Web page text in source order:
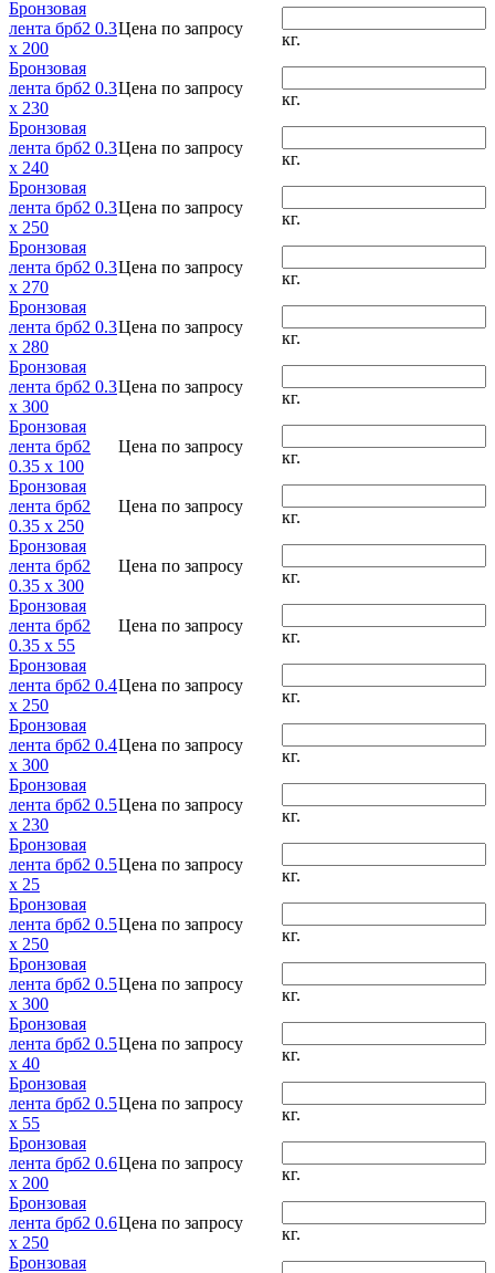
Бронзовая
лента брб2 0.3
x 200
Цена по запросу
кг.
Бронзовая
лента брб2 0.3
x 230
Цена по запросу
кг.
Бронзовая
лента брб2 0.3
x 240
Цена по запросу
кг.
Бронзовая
лента брб2 0.3
x 250
Цена по запросу
кг.
Бронзовая
лента брб2 0.3
x 270
Цена по запросу
кг.
Бронзовая
лента брб2 0.3
x 280
Цена по запросу
кг.
Бронзовая
лента брб2 0.3
x 300
Цена по запросу
кг.
Бронзовая
лента брб2
0.35 x 100
Цена по запросу
кг.
Бронзовая
лента брб2
0.35 x 250
Цена по запросу
кг.
Бронзовая
лента брб2
0.35 x 300
Цена по запросу
кг.
Бронзовая
лента брб2
0.35 x 55
Цена по запросу
кг.
Бронзовая
лента брб2 0.4
x 250
Цена по запросу
кг.
Бронзовая
лента брб2 0.4
x 300
Цена по запросу
кг.
Бронзовая
лента брб2 0.5
x 230
Цена по запросу
кг.
Бронзовая
лента брб2 0.5
x 25
Цена по запросу
кг.
Бронзовая
лента брб2 0.5
x 250
Цена по запросу
кг.
Бронзовая
лента брб2 0.5
x 300
Цена по запросу
кг.
Бронзовая
лента брб2 0.5
x 40
Цена по запросу
кг.
Бронзовая
лента брб2 0.5
x 55
Цена по запросу
кг.
Бронзовая
лента брб2 0.6
x 200
Цена по запросу
кг.
Бронзовая
лента брб2 0.6
x 250
Цена по запросу
кг.
Бронзовая